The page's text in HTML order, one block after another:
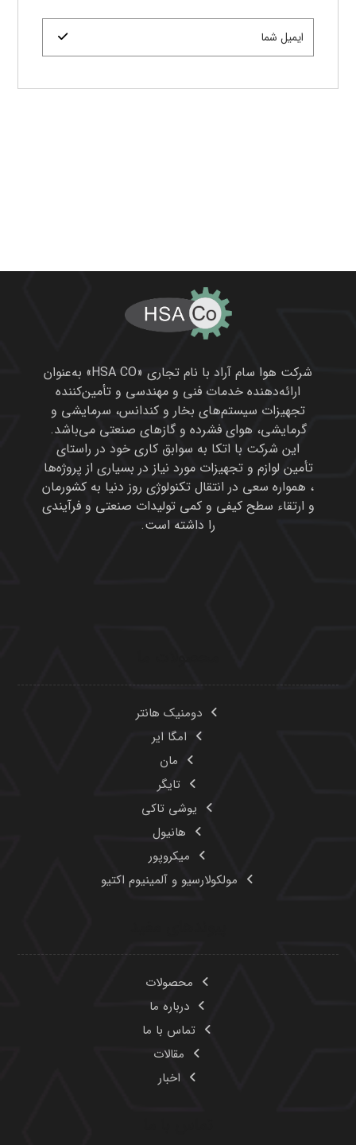
شرکت هوا سام آراد با نام تجاری «HSA CO» به‌عنوان
ارائه‌دهنده خدمات فنی و مهندسی و تأمین‌کننده
تجهیزات سیستم‌های بخار و کندانس، سرمایشی و
گرمایشی، هوای فشرده و گازهای صنعتی می‌باشد.
این شرکت با اتکا به سوابق کاری خود در راستای
تأمین لوازم و تجهیزات مورد نیاز در بسیاری از پروژه‌ها
، همواره سعی در انتقال تکنولوژی روز دنیا به کشورمان
و ارتقاء سطح کیفی و کمی تولیدات صنعتی و فرآیندی
را داشته است.
دومنیک هانتر
امگا ایر
مان
تایگر
یوشی تاکی
هانیول
میکروپور
مولکولارسیو و آلمینیوم اکتیو
محصولات
درباره ما
تماس با ما
مقالات
اخبار